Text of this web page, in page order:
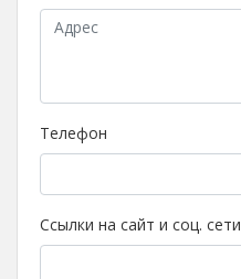
Телефон
Ссылки на сайт и соц. сети